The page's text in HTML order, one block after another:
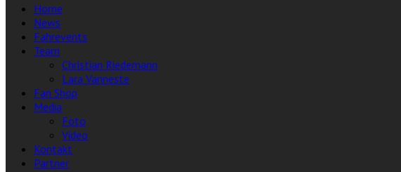
Home
News
Fahrevents
Team
Christian Riedemann
Lara Vanneste
Fan Shop
Media
Foto
Video
Kontakt
Partner